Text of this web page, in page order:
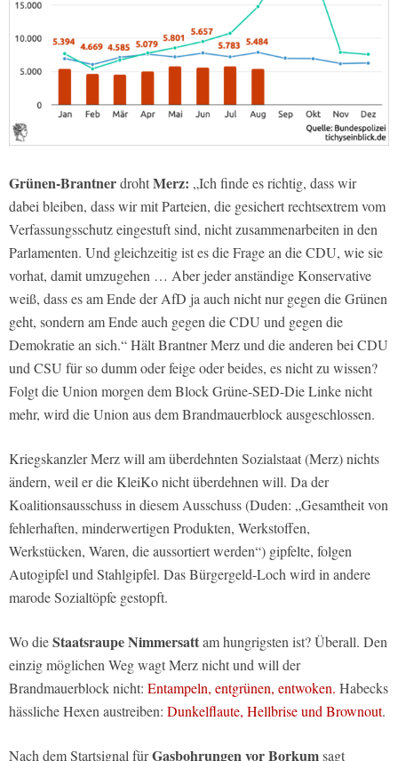
Grünen-BrantnerdrohtMerz: „Ich finde es richtig, dass wir
dabei bleiben, dass wir mit Parteien, die gesichert rechtsextrem vom
Verfassungsschutz eingestuft sind, nicht zusammenarbeiten in den
Parlamenten. Und gleichzeitig ist es die Frage an die CDU, wie sie
vorhat, damit umzugehen … Aber jeder anständige Konservative
weiß, dass es am Ende der AfD ja auch nicht nur gegen die Grünen
geht, sondern am Ende auch gegen die CDU und gegen die
Demokratie an sich.“ Hält Brantner Merz und die anderen bei CDU
und CSU für so dumm oder feige oder beides, es nicht zu wissen?
Folgt die Union morgen dem Block Grüne-SED-Die Linke nicht
mehr, wird die Union aus dem Brandmauerblock ausgeschlossen.
Kriegskanzler Merz will am überdehnten Sozialstaat (Merz) nichts
ändern, weil er die KleiKo nicht überdehnen will. Da der
Koalitionsausschuss in diesem Ausschuss (Duden: „Gesamtheit von
fehlerhaften, minderwertigen Produkten, Werkstoffen,
Werkstücken, Waren, die aussortiert werden“) gipfelte, folgen
Autogipfel und Stahlgipfel. Das Bürgergeld-Loch wird in andere
marode Sozialtöpfe gestopft.
Wo dieStaatsraupe Nimmersattam hungrigsten ist? Überall. Den
einzig möglichen Weg wagt Merz nicht und will der
Brandmauerblock nicht: Entampeln, entgrünen, entwoken. Habecks
hässliche Hexen austreiben: Dunkelflaute, Hellbrise und Brownout.
Nach dem Startsignal fürGasbohrungenvor Borkumsagt